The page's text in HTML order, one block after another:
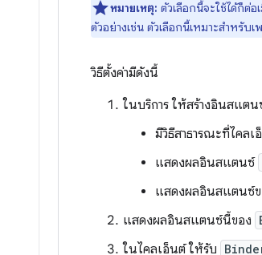
หมายเหตุ: ตัวเลือกนี้จะใช้ได้ก็ต่
ตัวอย่างเช่น ตัวเลือกนี้เหมาะสำหรับ
วิธีตั้งค่ามีดังนี้
ในบริการ ให้สร้างอินสแตน
มีวิธีสาธารณะที่ไคลเ
แสดงผลอินสแตนซ์
แสดงผลอินสแตนซ์ข
แสดงผลอินสแตนซ์นี้ของ
ในไคลเอ็นต์ ให้รับ